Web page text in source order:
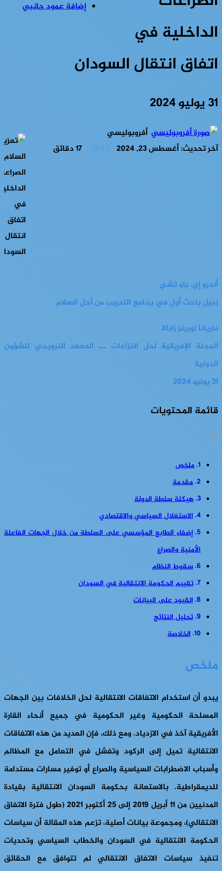
إضافة عمود جانبي
الداخلية في
اتفاق انتقال السودان
31 يوليو 2024
أفروبوليسي
آخر تحديث: أغسطس 23, 2024
17 دقائق
أندرو إي. ياو تشي
زميل باحث أول في برنامج التدريب من أجل السلام
ماريانا لورينز زابالا
المجلة الإفريقية لحل النزاعات ـــ المعهد النرويجي للشؤون
الدولية
31 يوليو 2024
قائمة المحتويات
ملخص
مقدمة
هيكلة سلطة الدولة
الاستغلال السياسي والاقتصادي
إضفاء الطابع المؤسسي على السلطة من خلال الجهات الفاعلة
الأمنية والصراع
سقوط النظام
تقييم الحكومة الانتقالية في السودان
القيود على البيانات
تحليل النتائج
الخلاصة
ملخص
يبدو أن استخدام الاتفاقات الانتقالية لحل الخلافات بين الجهات
المسلحة الحكومية وغير الحكومية في جميع أنحاء القارة
الأفريقية آخذ في الازدياد. ومع ذلك، فإن العديد من هذه الاتفاقات
الانتقالية تميل إلى الركود وتفشل في التعامل مع المظالم
وأسباب الاضطرابات السياسية والصراع أو توفير مسارات مستدامة
للديمقراطية. بالاستعانة بحكومة السودان الانتقالية بقيادة
المدنيين من 11 أبريل 2019 إلى 25 أكتوبر 2021 (طول فترة الاتفاق
الانتقالي)، ومجموعة بيانات أصلية، تزعم هذه المقالة أن سياسات
الحكومة الانتقالية في السودان والخطاب السياسي وتحديات
تنفيذ سياسات الاتفاق الانتقالي لم تتوافق مع الحقائق